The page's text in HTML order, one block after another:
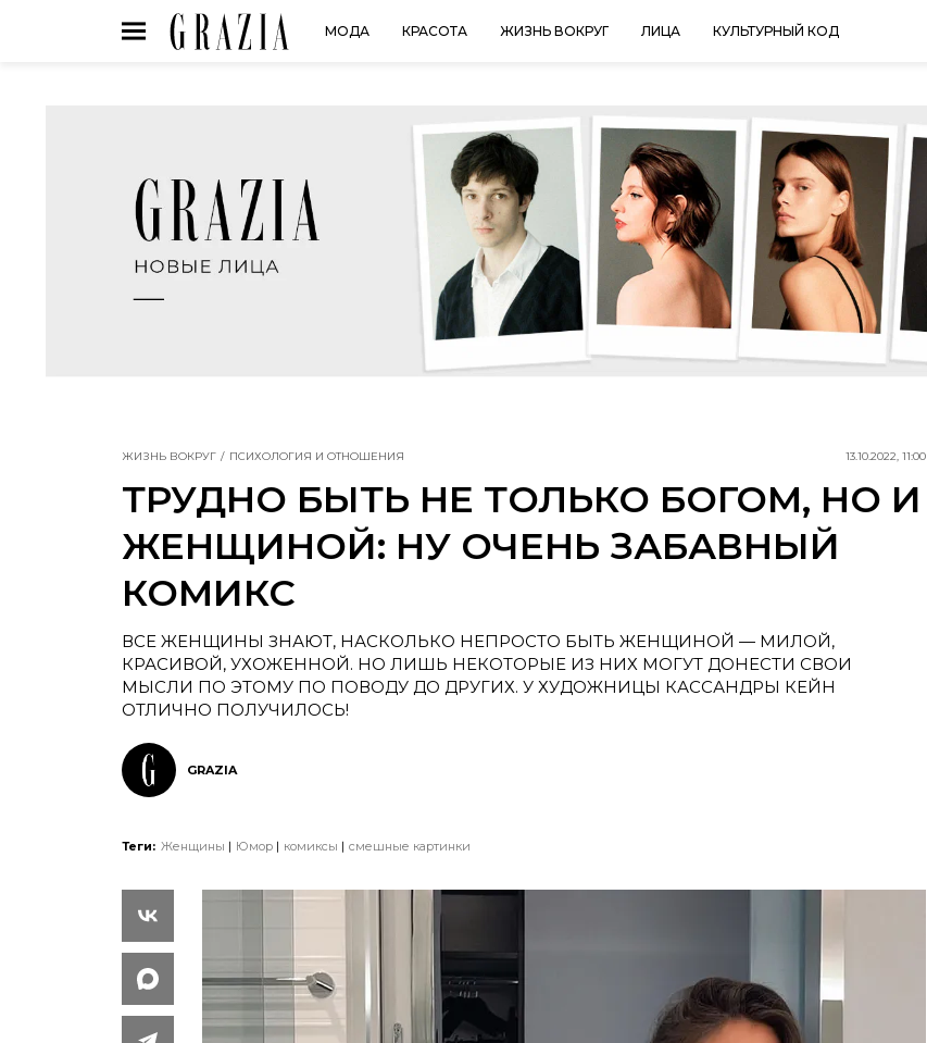
МОДА КРАСОТА ЖИЗНЬ ВОКРУГ ЛИЦА КУЛЬТУРНЫЙ КОД
ЖИЗНЬ ВОКРУГ ПСИХОЛОГИЯ И ОТНОШЕНИЯ 13.10.2022, 11:00
ТРУДНО БЫТЬ НЕ ТОЛЬКО БОГОМ, НО И
ЖЕНЩИНОЙ: НУ ОЧЕНЬ ЗАБАВНЫЙ
КОМИКС
ВСЕ ЖЕНЩИНЫ ЗНАЮТ, НАСКОЛЬКО НЕПРОСТО БЫТЬ ЖЕНЩИНОЙ — МИЛОЙ,
КРАСИВОЙ, УХОЖЕННОЙ. НО ЛИШЬ НЕКОТОРЫЕ ИЗ НИХ МОГУТ ДОНЕСТИ СВОИ
МЫСЛИ ПО ЭТОМУ ПО ПОВОДУ ДО ДРУГИХ. У ХУДОЖНИЦЫ КАССАНДРЫ КЕЙН
ОТЛИЧНО ПОЛУЧИЛОСЬ!
GRAZIA
Теги: Женщины Юмор комиксы смешные картинки